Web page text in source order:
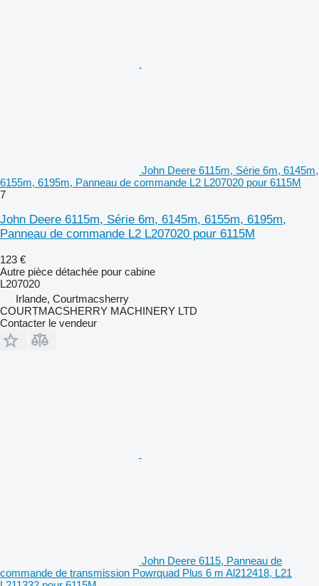
John Deere 6115m, Série 6m, 6145m,
6155m, 6195m, Panneau de commande L2 L207020 pour 6115M
7
John Deere 6115m, Série 6m, 6145m, 6155m, 6195m,
Panneau de commande L2 L207020 pour 6115M
123 €
Autre pièce détachée pour cabine
L207020
Irlande, Courtmacsherry
COURTMACSHERRY MACHINERY LTD
Contacter le vendeur
John Deere 6115, Panneau de
commande de transmission Powrquad Plus 6 m Al212418, L21